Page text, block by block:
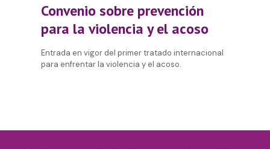
Convenio sobre prevención
para la violencia y el acoso
Entrada en vigor del primer tratado internacional
para enfrentar la violencia y el acoso.